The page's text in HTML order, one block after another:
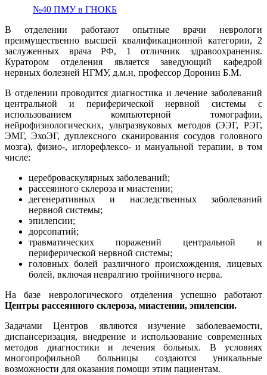
№40 ПМУ в ГНОКБ
В отделении работают опытные врачи неврологи
преимущественно высшей квалификационной категории, 2
заслуженных врача РФ, 1 отличник здравоохранения.
Куратором отделения является заведующий кафедрой
нервных болезней НГМУ, д.м.н, профессор Доронин Б.М.
В отделении проводится диагностика и лечение заболеваний
центральной и периферической нервной системы с
использованием компьютерной томографии,
нейрофизиологических, ультразвуковых методов (ЭЭГ, РЭГ,
ЭМГ, ЭхоЭГ, дуплексного сканирования сосудов головного
мозга), физио-, иглорефлексо- и мануальной терапии, в том
числе:
цереброваскулярных заболеваний;
рассеянного склероза и миастении;
дегенеративных и наследственных заболеваний
нервной системы;
эпилепсии;
дорсопатий;
травматических поражений центральной и
периферической нервной системы;
головных болей различного происхождения, лицевых
болей, включая невралгию тройничного нерва.
На базе неврологического отделения успешно работают
Центры рассеянного склероза, миастении, эпилепсии.
Задачами Центров являются изучение заболеваемости,
диспансеризация, внедрение и использование современных
методов диагностики и лечения больных. В условиях
многопрофильной больницы создаются уникальные
возможности для оказания помощи этим пациентам.